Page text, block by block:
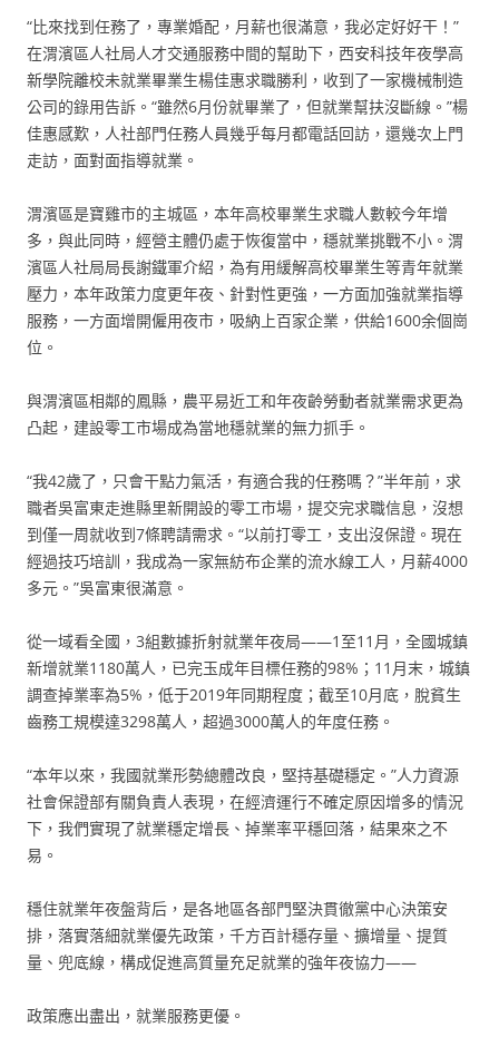
“比來找到任務了，專業婚配，月薪也很滿意，我必定好好干！”
在渭濱區人社局人才交通服務中間的幫助下，西安科技年夜學高
新學院離校未就業畢業生楊佳惠求職勝利，收到了一家機械制造
公司的錄用告訴。“雖然6月份就畢業了，但就業幫扶沒斷線。”楊
佳惠感歎，人社部門任務人員幾乎每月都電話回訪，還幾次上門
走訪，面對面指導就業。
渭濱區是寶雞市的主城區，本年高校畢業生求職人數較今年增
多，與此同時，經營主體仍處于恢復當中，穩就業挑戰不小。渭
濱區人社局局長謝鐵軍介紹，為有用緩解高校畢業生等青年就業
壓力，本年政策力度更年夜、針對性更強，一方面加強就業指導
服務，一方面增開僱用夜市，吸納上百家企業，供給1600余個崗
位。
與渭濱區相鄰的鳳縣，農平易近工和年夜齡勞動者就業需求更為
凸起，建設零工市場成為當地穩就業的無力抓手。
“我42歲了，只會干點力氣活，有適合我的任務嗎？”半年前，求
職者吳富東走進縣里新開設的零工市場，提交完求職信息，沒想
到僅一周就收到7條聘請需求。“以前打零工，支出沒保證。現在
經過技巧培訓，我成為一家無紡布企業的流水線工人，月薪4000
多元。”吳富東很滿意。
從一域看全國，3組數據折射就業年夜局——1至11月，全國城鎮
新增就業1180萬人，已完玉成年目標任務的98%；11月末，城鎮
調查掉業率為5%，低于2019年同期程度；截至10月底，脫貧生
齒務工規模達3298萬人，超過3000萬人的年度任務。
“本年以來，我國就業形勢總體改良，堅持基礎穩定。”人力資源
社會保證部有關負責人表現，在經濟運行不確定原因增多的情況
下，我們實現了就業穩定增長、掉業率平穩回落，結果來之不
易。
穩住就業年夜盤背后，是各地區各部門堅決貫徹黨中心決策安
排，落實落細就業優先政策，千方百計穩存量、擴增量、提質
量、兜底線，構成促進高質量充足就業的強年夜協力——
政策應出盡出，就業服務更優。